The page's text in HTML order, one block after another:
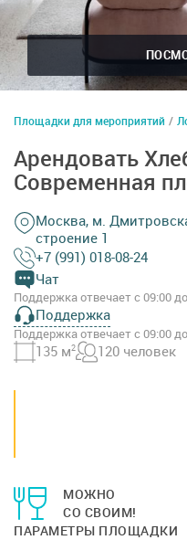
Площадки для мероприятий /
Арендовать
Современная
Москва, м.
строение 1
+7 (991) 018-08-24
Чат
Поддержка отвечает с 09:00
Поддержка
Поддержка отвечает с 09:00
135 м2 120 человек
МОЖНО
СО СВОИМ!
ПАРАМЕТРЫ ПЛОЩАДКИ